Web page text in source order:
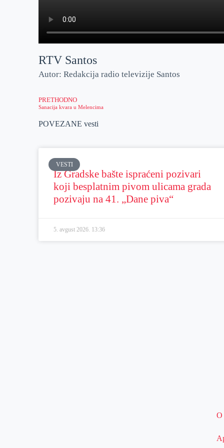
RTV Santos
Autor: Redakcija radio televizije Santos
PRETHODNO
Sanacija kvara u Melencima
POVEZANE vesti
VESTI
Iz Gradske bašte ispraćeni pozivari
koji besplatnim pivom ulicama grada
pozivaju na 41. „Dane piva“
5. avgust 2026. 13:36
O